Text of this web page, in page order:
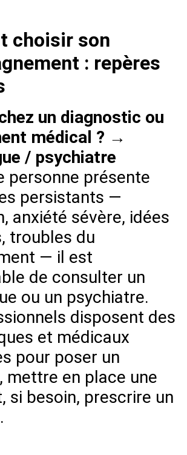
choisir son
: repères
un diagnostic ou
médical ? →
/ psychiatre
personne présente
persistants —
anxiété sévère, idées
troubles du
— il est
de consulter un
ou un psychiatre.
disposent des
et médicaux
pour poser un
mettre en place une
si besoin, prescrire un